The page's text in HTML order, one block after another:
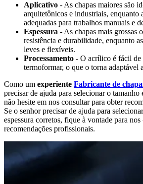
Aplicativo - As chapas maiores são
arquitetônicos e industriais, enquanto
adequadas para trabalhos manuais e
Espessura - As chapas mais grossas
resistência e durabilidade, enquanto
leves e flexíveis.
Processamento - O acrílico é fácil de
termoformar, o que o torna adaptável
Como um experiente Fabricante de
precisar de ajuda para selecionar o tamanho
não hesite em nos consultar para obter
Se o senhor precisar de ajuda para
espessura corretos, fique à vontade para
recomendações profissionais.